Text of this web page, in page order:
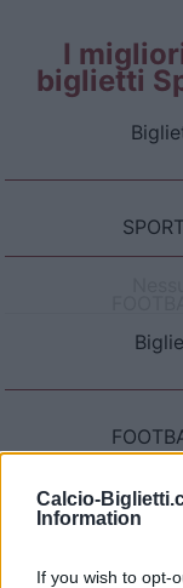
Calcio-
Information
If you wish to opt-
I
biglietti